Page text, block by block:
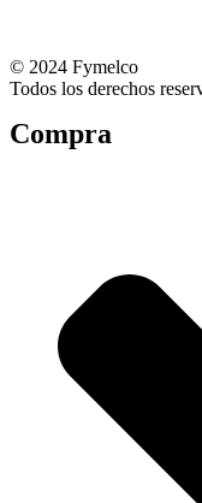
© 2024 Fymelco
Todos los derechos
Compra